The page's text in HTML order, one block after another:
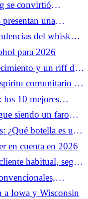
se convirtió
de launa
en medio
de la empresa
del whisky
para 2026
y un riff de
comunitario de
los 10 mejores
siendo un faro
¿Qué botella es una
una carta de vinos?
en cuenta en 2026
habitual, según
a Iowa y Wisconsin